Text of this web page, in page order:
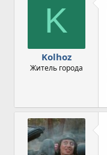
K
Kolhoz
Житель города